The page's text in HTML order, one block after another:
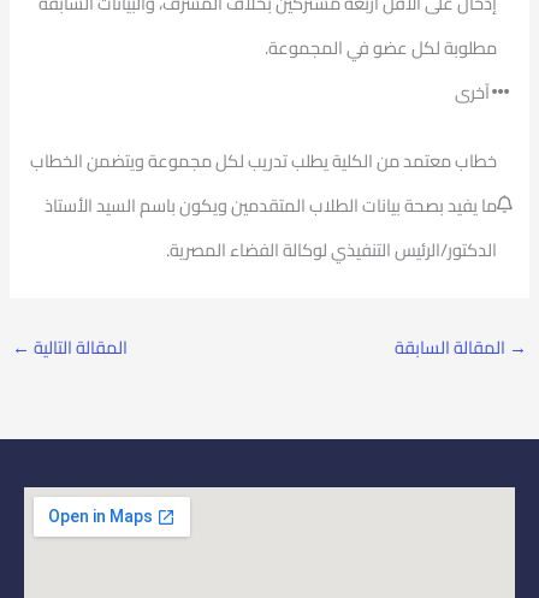
مطلوبة لكل عضو في المجموعة.
آخرى
خطاب معتمد من الكلية يطلب تدريب لكل مجموعة ويتضمن الخطاب
ما يفيد بصحة بيانات الطلاب المتقدمين ويكون باسم السيد الأستاذ
الدكتور/الرئيس التنفيذي لوكالة الفضاء المصرية.
→ المقالة السابقة المقالة التالية ←